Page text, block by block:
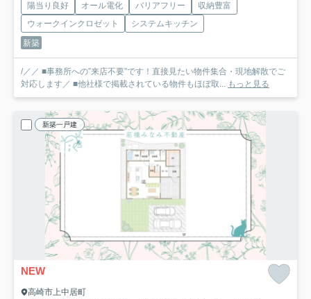
陽当り良好 オール電化 バリアフリー
収納豊富
ウォークインクロゼット
システムキッチン
新築
/／／ ■事務所への”来店不要”です！直接見たい物件集合・現地解散でご
対応します／ ■他社様で掲載されている物件もほぼ取... もっと見る
新築一戸建
NEW
高崎市上中居町